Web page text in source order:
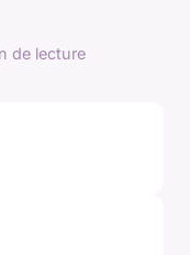
de lecture